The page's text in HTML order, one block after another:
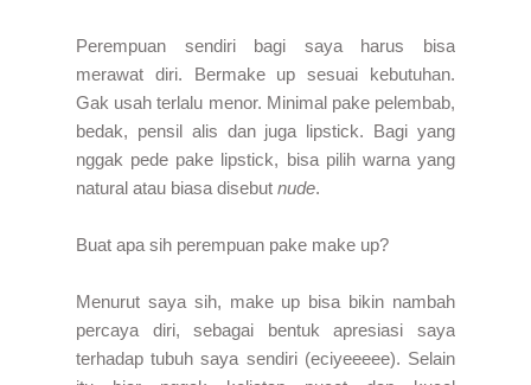
Perempuan sendiri bagi saya harus bisa
merawat diri. Bermake up sesuai kebutuhan.
Gak usah terlalu menor. Minimal pake pelembab,
bedak, pensil alis dan juga lipstick. Bagi yang
nggak pede pake lipstick, bisa pilih warna yang
natural atau biasa disebut nude.
Buat apa sih perempuan pake make up?
Menurut saya sih, make up bisa bikin nambah
percaya diri, sebagai bentuk apresiasi saya
terhadap tubuh saya sendiri (eciyeeeee). Selain